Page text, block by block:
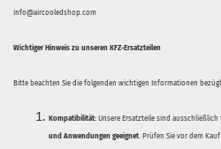
info@aircooledshop.com
Wichtiger Hinweis zu unseren KFZ-Ersatzteilen
Bitte beachten Sie die folgenden wichtigen Informationen
Kompatibilität: Unsere Ersatzteile sind
und Anwendungen geeignet. Prüfen Sie vor dem